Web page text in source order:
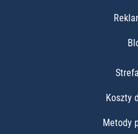
Koszty
Metody